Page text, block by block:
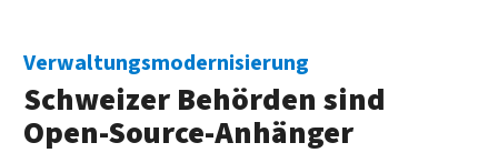
Verwaltungsmodernisierung
Schweizer Behörden sind
Open-Source-Anhänger